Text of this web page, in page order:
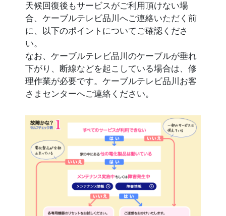
天候回復後もサービスがご利用頂けない場
合、ケーブルテレビ品川へご連絡いただく前
に、以下のポイントについてご確認くださ
い。
なお、ケーブルテレビ品川のケーブルが垂れ
下がり、断線などを起こしている場合は、修
理作業が必要です。ケーブルテレビ品川お客
さまセンターへご連絡ください。